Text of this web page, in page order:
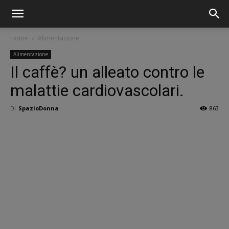
Home Alimentazione
Alimentazione
Il caffè? un alleato contro le
malattie cardiovascolari.
Di SpazioDonna 863